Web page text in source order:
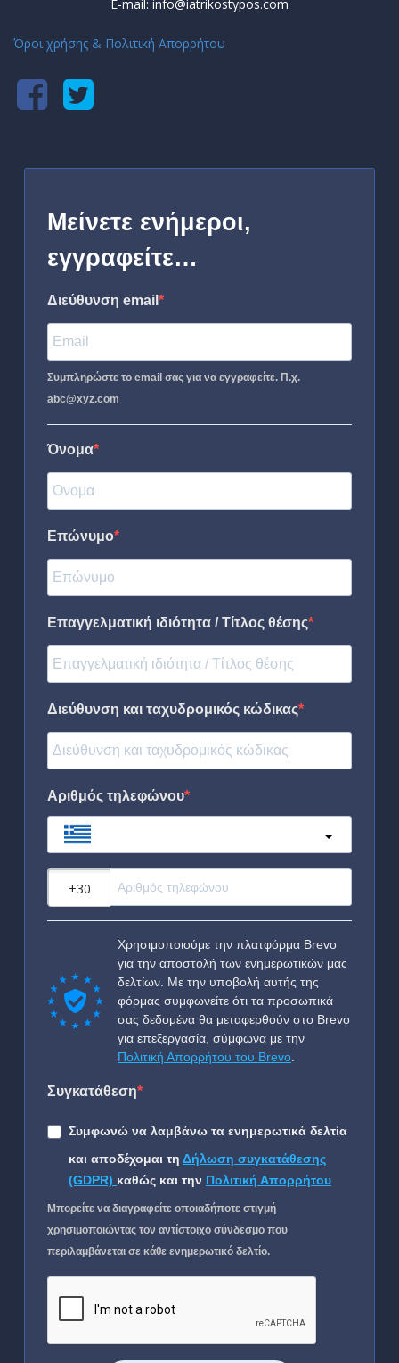
E-mail: info@iatrikostypos.com
Όροι χρήσης & Πολιτική Απορρήτου
Μείνετε ενήμεροι,
εγγραφείτε…
Διεύθυνση email
Συμπληρώστε το email σας για να εγγραφείτε. Π.χ.
abc@xyz.com
Όνομα
Επώνυμο
Επαγγελματική ιδιότητα / Τίτλος θέσης
Διεύθυνση και ταχυδρομικός κώδικας
Αριθμός τηλεφώνου
Χρησιμοποιούμε την πλατφόρμα Brevo
για την αποστολή των ενημερωτικών μας
δελτίων. Με την υποβολή αυτής της
φόρμας συμφωνείτε ότι τα προσωπικά
σας δεδομένα θα μεταφερθούν στο Brevo
για επεξεργασία, σύμφωνα με την
Πολιτική Απορρήτου του Brevo
Συγκατάθεση
Συμφωνώ να λαμβάνω τα ενημερωτικά δελτία
και αποδέχομαι τη Δήλωση συγκατάθεσης
(GDPR) καθώς και την Πολιτική Απορρήτου
Μπορείτε να διαγραφείτε οποιαδήποτε στιγμή
χρησιμοποιώντας τον αντίστοιχο σύνδεσμο που
περιλαμβάνεται σε κάθε ενημερωτικό δελτίο.